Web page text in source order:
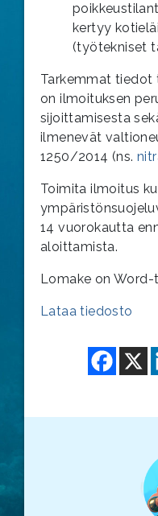
kertyy
(työtekniset
Tarkemmat tiedot
on ilmoituksen
sijoittamisesta
ilmenevät
1250/2014 (ns.
Toimita ilmoitus
14 vuorokautta
aloittamista.
Lomake on
Lataa tiedosto